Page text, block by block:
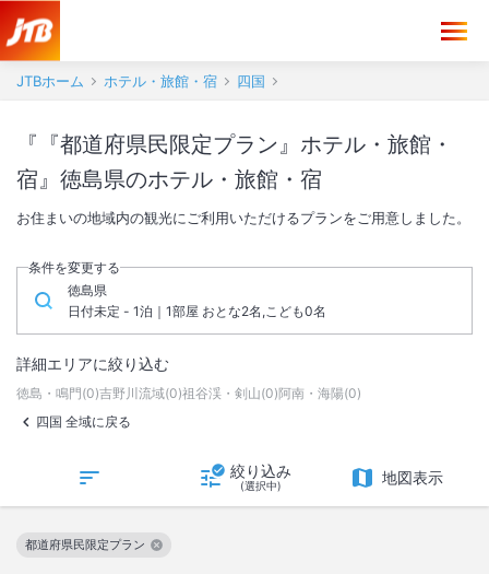
JTBホーム ホテル・旅館・宿 四国
『『都道府県民限定プラン』ホテル・旅館・
宿』徳島県のホテル・旅館・宿
お住まいの地域内の観光にご利用いただけるプランをご用意しました。
条件を変更する
徳島県
日付未定 - 1泊｜1部屋 おとな2名,こども0名
詳細エリアに絞り込む
徳島・鳴門(0)吉野川流域(0)祖谷渓・剣山(0)阿南・海陽(0)
四国 全域に戻る
絞り込み
(選択中) 地図表示
都道府県民限定プラン
この絞り込み条件を解除